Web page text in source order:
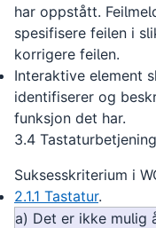
har oppstått.
spesifisere feilen i
korrigere feilen.
Interaktive element
identifiserer og
funksjon det har.
3.4 Tastaturbetjening
Suksesskriterium i
2.1.1 Tastatur.
a) Det er ikke mulig